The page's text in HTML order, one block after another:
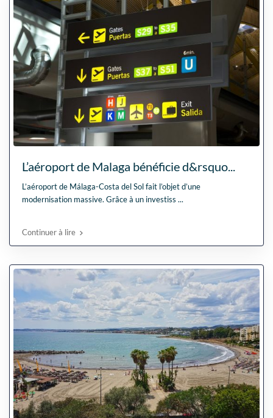
L’aéroport de Malaga bénéficie d&rsquo...
L’aéroport de Málaga-Costa del Sol fait l’objet d’une
modernisation massive. Grâce à un investiss...
Continuer à lire